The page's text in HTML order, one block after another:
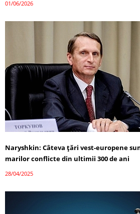
01/06/2026
Naryshkin: Câteva țări vest-europene
marilor conflicte din ultimii 300 de ani
28/04/2025